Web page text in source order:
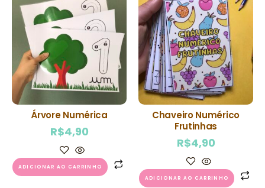
Árvore Numérica
R$4,90
ADICIONAR AO CARRINHO
Chaveiro Numérico
Frutinhas
R$4,90
ADICIONAR AO CARRINHO